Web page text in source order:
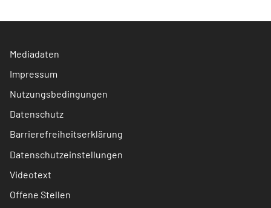
Mediadaten
Impressum
Nutzungsbedingungen
Datenschutz
Barrierefreiheitserklärung
Datenschutzeinstellungen
Videotext
Offene Stellen